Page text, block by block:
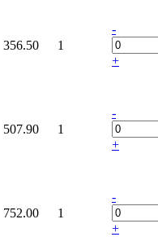
356.50 1
-
+
507.90 1
-
+
752.00 1
-
+